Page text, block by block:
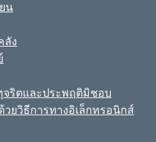
น
ลัง
จริตและประพฤติมิชอบ
วยวิธีการทางอิเล็กทรอนิกส์